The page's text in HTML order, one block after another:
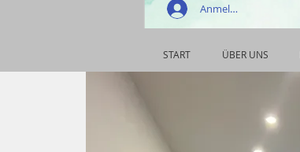
Anmelden
START ÜBER UNS